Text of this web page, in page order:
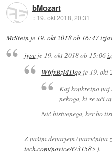
bMozart
:: 19. okt 2018, 20:31
MrStein je 19. okt 2018 ob 16:47
jypeje 19. okt 2018 ob 15:06
W6fxBzMDqg je 19. okt
Kaj konkretno
nekoga, ki se uči
Nič bistvenega, ker bo
Z našim denarjem (naročnina
tech.com/novice/t731585).